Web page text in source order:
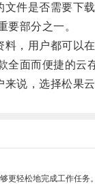
是否需要下载
部分之一。
用户都可以在
而便捷的云存
，选择松果云
更轻松地完成工作任